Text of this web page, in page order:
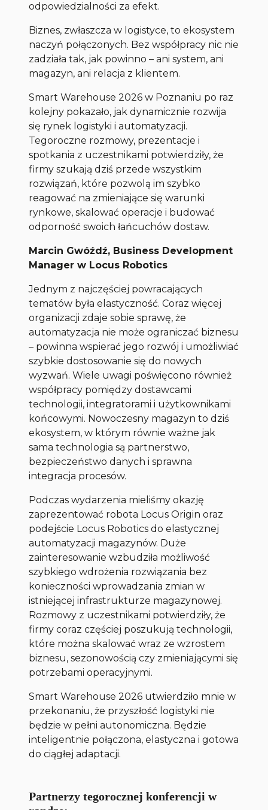
odpowiedzialności za efekt.
Biznes, zwłaszcza w logistyce, to ekosystem
naczyń połączonych. Bez współpracy nic nie
zadziała tak, jak powinno – ani system, ani
magazyn, ani relacja z klientem.
Smart Warehouse 2026 w Poznaniu po raz
kolejny pokazało, jak dynamicznie rozwija
się rynek logistyki i automatyzacji.
Tegoroczne rozmowy, prezentacje i
spotkania z uczestnikami potwierdziły, że
firmy szukają dziś przede wszystkim
rozwiązań, które pozwolą im szybko
reagować na zmieniające się warunki
rynkowe, skalować operacje i budować
odporność swoich łańcuchów dostaw.
Marcin Gwóźdź, Business Development
Manager w Locus Robotics
Jednym z najczęściej powracających
tematów była elastyczność. Coraz więcej
organizacji zdaje sobie sprawę, że
automatyzacja nie może ograniczać biznesu
– powinna wspierać jego rozwój i umożliwiać
szybkie dostosowanie się do nowych
wyzwań. Wiele uwagi poświęcono również
współpracy pomiędzy dostawcami
technologii, integratorami i użytkownikami
końcowymi. Nowoczesny magazyn to dziś
ekosystem, w którym równie ważne jak
sama technologia są partnerstwo,
bezpieczeństwo danych i sprawna
integracja procesów.
Podczas wydarzenia mieliśmy okazję
zaprezentować robota Locus Origin oraz
podejście Locus Robotics do elastycznej
automatyzacji magazynów. Duże
zainteresowanie wzbudziła możliwość
szybkiego wdrożenia rozwiązania bez
konieczności wprowadzania zmian w
istniejącej infrastrukturze magazynowej.
Rozmowy z uczestnikami potwierdziły, że
firmy coraz częściej poszukują technologii,
które można skalować wraz ze wzrostem
biznesu, sezonowością czy zmieniającymi się
potrzebami operacyjnymi.
Smart Warehouse 2026 utwierdziło mnie w
przekonaniu, że przyszłość logistyki nie
będzie w pełni autonomiczna. Będzie
inteligentnie połączona, elastyczna i gotowa
do ciągłej adaptacji.
Partnerzy tegorocznej konferencji w